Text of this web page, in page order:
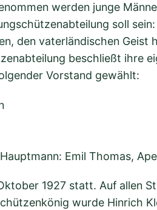
werden junge
soll
den vaterländischen Geist
beschließt ihre
Vorstand gewählt:
Emil Thomas,
1927 statt. Auf allen
wurde Hinrich